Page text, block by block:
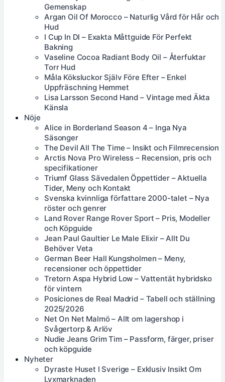
Gemenskap
Argan Oil Of Morocco – Naturlig Vård för Hår och
Hud
I Cup In Dl – Exakta Måttguide För Perfekt
Bakning
Vaseline Cocoa Radiant Body Oil – Återfuktar
Torr Hud
Måla Köksluckor Själv Före Efter – Enkel
Uppfräschning Hemmet
Lisa Larsson Second Hand – Vintage med Äkta
Känsla
Nöje
Alice in Borderland Season 4 – Inga Nya
Säsonger
The Devil All The Time – Insikt och Filmrecension
Arctis Nova Pro Wireless – Recension, pris och
specifikationer
Triumf Glass Sävedalen Öppettider – Aktuella
Tider, Meny och Kontakt
Svenska kvinnliga författare 2000-talet – Nya
röster och genrer
Land Rover Range Rover Sport – Pris, Modeller
och Köpguide
Jean Paul Gaultier Le Male Elixir – Allt Du
Behöver Veta
German Beer Hall Kungsholmen – Meny,
recensioner och öppettider
Tretorn Aspa Hybrid Low – Vattentät hybridsko
för vintern
Posiciones de Real Madrid – Tabell och ställning
2025/2026
Net On Net Malmö – Allt om lagershop i
Svågertorp & Arlöv
Nudie Jeans Grim Tim – Passform, färger, priser
och köpguide
Nyheter
Dyraste Huset I Sverige – Exklusiv Insikt Om
Lyxmarknaden